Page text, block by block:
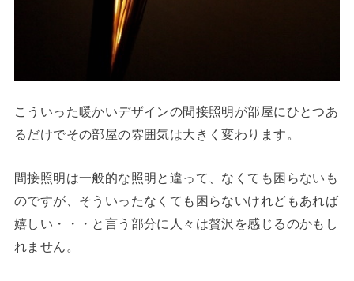
こういった暖かいデザインの間接照明が部屋にひとつあ
るだけでその部屋の雰囲気は大きく変わります。
間接照明は一般的な照明と違って、なくても困らないも
のですが、そういったなくても困らないけれどもあれば
嬉しい・・・と言う部分に人々は贅沢を感じるのかもし
れません。